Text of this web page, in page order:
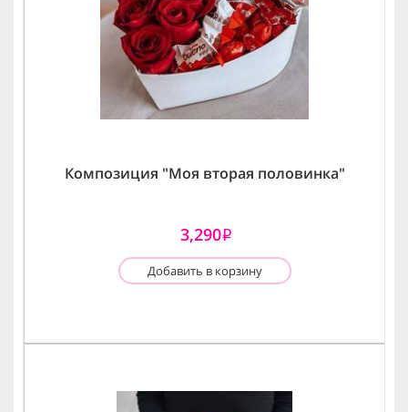
Композиция "Моя вторая половинка"
3,290i
Добавить в корзину